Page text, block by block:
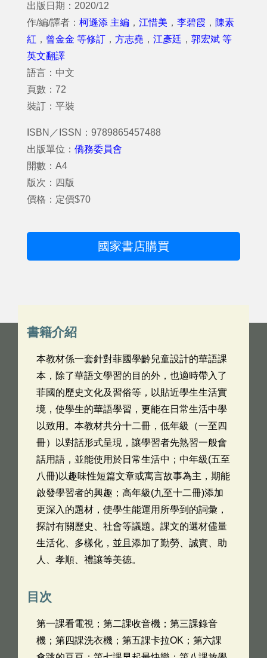
出版日期：2020/12
作/編/譯者： 柯遜添 主編 ， 江惜美 ， 李碧霞 ， 陳素
紅 ， 曾金金 等修訂 ， 方志堯 ， 江彥廷 ， 郭宏斌 等
英文翻譯
語言：中文
頁數：72
裝訂：平裝
ISBN／ISSN：9789865457488
出版單位： 僑務委員會
開數：A4
版次：四版
價格：定價$70
國家書店購買
書籍介紹
本教材係一套針對菲國學齡兒童設計的華語課
本，除了華語文學習的目的外，也適時帶入了
菲國的歷史文化及習俗等，以貼近學生生活實
境，使學生的華語學習，更能在日常生活中學
以致用。本教材共分十二冊，低年級（一至四
冊）以對話形式呈現，讓學習者先熟習一般會
話用語，並能使用於日常生活中；中年級(五至
八冊)以趣味性短篇文章或寓言故事為主，期能
啟發學習者的興趣；高年級(九至十二冊)添加
更深入的題材，使學生能運用所學到的詞彙，
探討有關歷史、社會等議題。課文的選材儘量
生活化、多樣化，並且添加了勤勞、誠實、助
人、孝順、禮讓等美德。
目次
第一課看電視；第二課收音機；第三課錄音
機；第四課洗衣機；第五課卡拉OK；第六課